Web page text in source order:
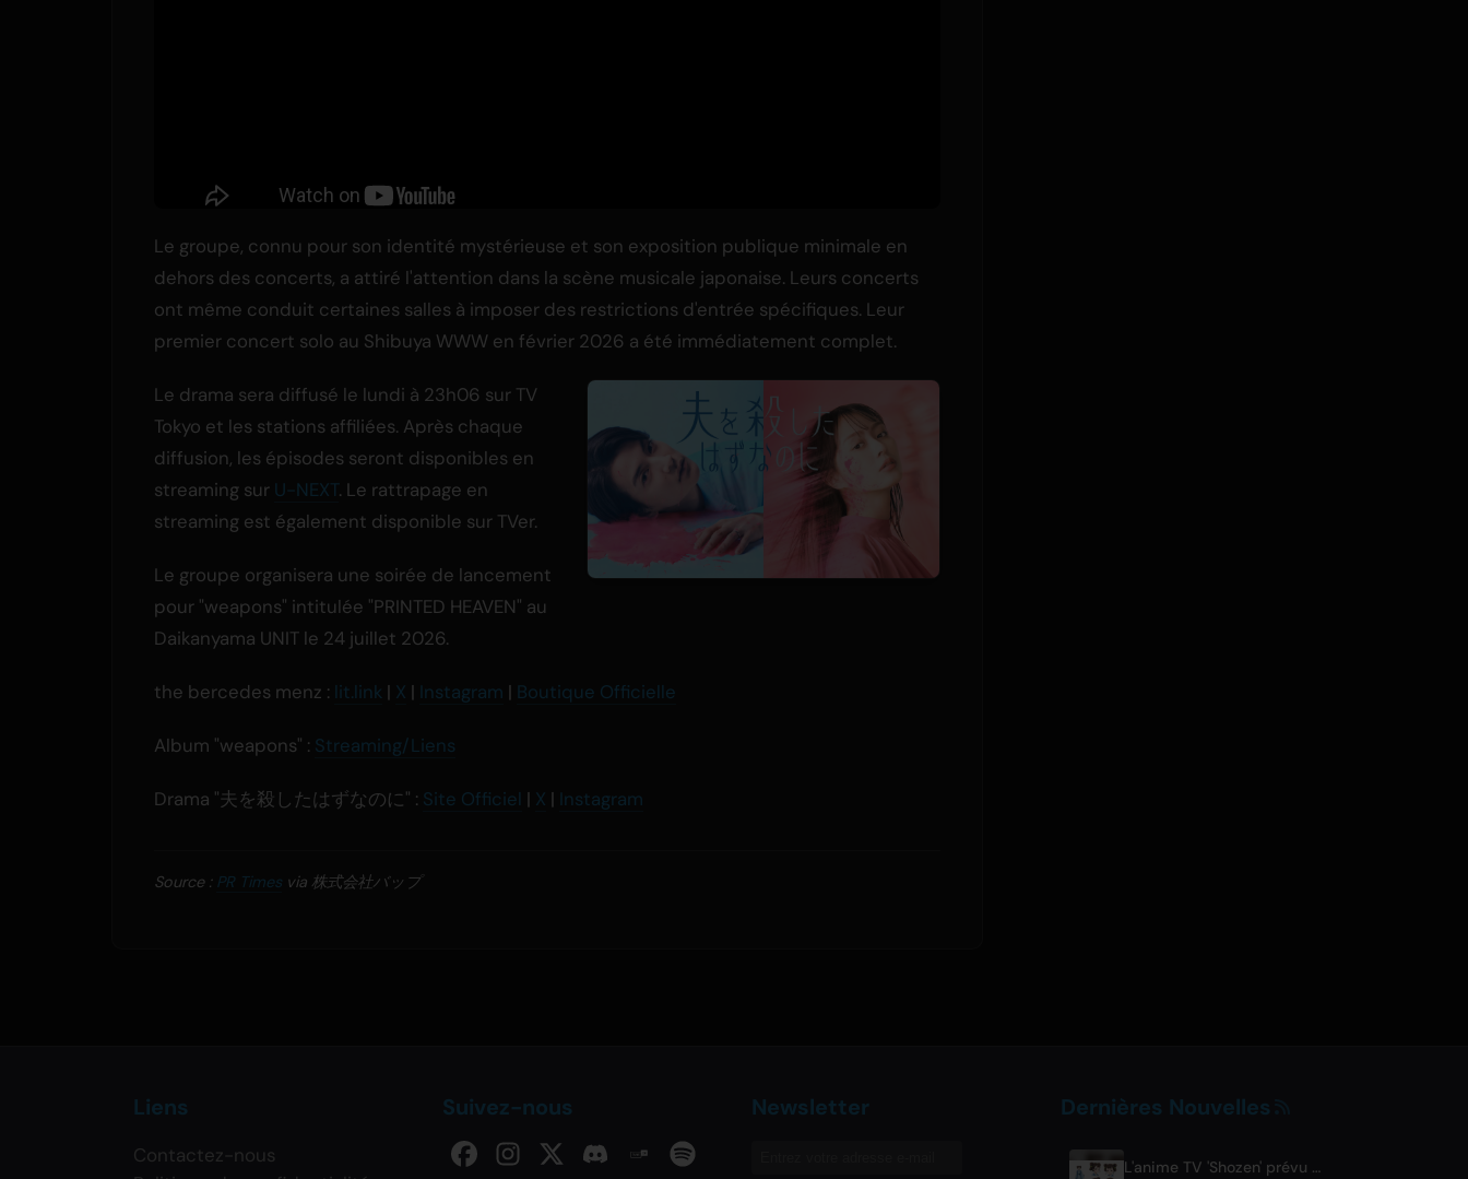
Le groupe, connu pour son identité mystérieuse et son exposition publique minimale en
dehors des concerts, a attiré l'attention dans la scène musicale japonaise. Leurs concerts
ont même conduit certaines salles à imposer des restrictions d'entrée spécifiques. Leur
premier concert solo au Shibuya WWW en février 2026 a été immédiatement complet.
Le drama sera diffusé le lundi à 23h06 sur TV
Tokyo et les stations affiliées. Après chaque
diffusion, les épisodes seront disponibles en
streaming sur U-NEXT. Le rattrapage en
streaming est également disponible sur TVer.
Le groupe organisera une soirée de lancement
pour "weapons" intitulée "PRINTED HEAVEN" au
Daikanyama UNIT le 24 juillet 2026.
the bercedes menz : lit.link | X | Instagram | Boutique Officielle
Album "weapons" : Streaming/Liens
Drama "夫を殺したはずなのに" : Site Officiel | X | Instagram
Source : PR Times via 株式会社バップ
Liens
Contactez-nous
Suivez-nous Newsletter Dernières Nouvelles
L'anime TV 'Shozen' prévu pour avril 2027 sur Fuji TV